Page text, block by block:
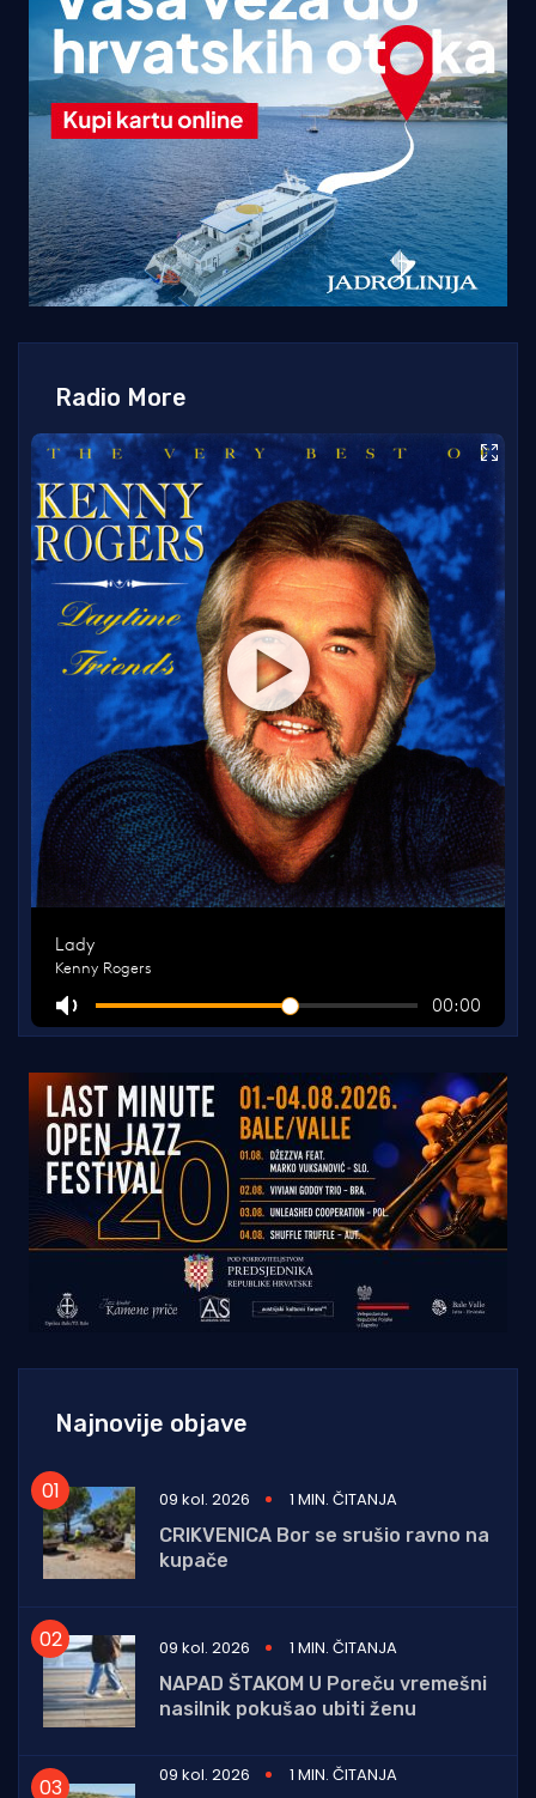
Radio More
Najnovije objave
09 kol. 2026
1 MIN. ČITANJA
CRIKVENICA Bor se srušio ravno na
kupače
09 kol. 2026
1 MIN. ČITANJA
NAPAD ŠTAKOM U Poreču vremešni
nasilnik pokušao ubiti ženu
09 kol. 2026
1 MIN. ČITANJA